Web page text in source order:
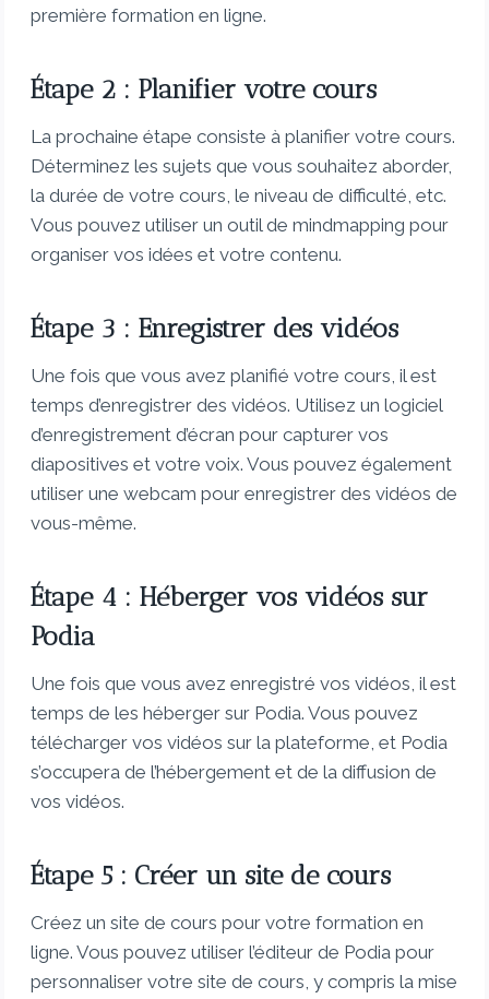
première formation en ligne.
Étape 2 : Planifier votre cours
La prochaine étape consiste à planifier votre cours.
Déterminez les sujets que vous souhaitez aborder,
la durée de votre cours, le niveau de difficulté, etc.
Vous pouvez utiliser un outil de mindmapping pour
organiser vos idées et votre contenu.
Étape 3 : Enregistrer des vidéos
Une fois que vous avez planifié votre cours, il est
temps d’enregistrer des vidéos. Utilisez un logiciel
d’enregistrement d’écran pour capturer vos
diapositives et votre voix. Vous pouvez également
utiliser une webcam pour enregistrer des vidéos de
vous-même.
Étape 4 : Héberger vos vidéos sur
Podia
Une fois que vous avez enregistré vos vidéos, il est
temps de les héberger sur Podia. Vous pouvez
télécharger vos vidéos sur la plateforme, et Podia
s’occupera de l’hébergement et de la diffusion de
vos vidéos.
Étape 5 : Créer un site de cours
Créez un site de cours pour votre formation en
ligne. Vous pouvez utiliser l’éditeur de Podia pour
personnaliser votre site de cours, y compris la mise